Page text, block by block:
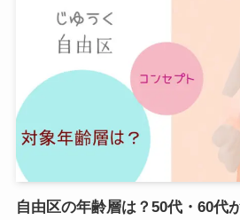
自由区の年齢層は？50代・60代